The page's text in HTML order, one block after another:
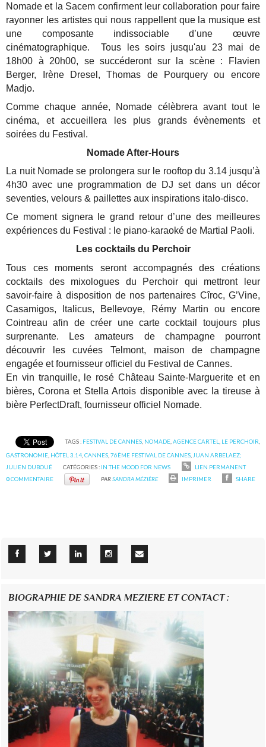
Nomade et la Sacem confirment leur collaboration pour faire
rayonner les artistes qui nous rappellent que la musique est
une composante indissociable d’une œuvre
cinématographique. Tous les soirs jusqu'au 23 mai de
18h00 à 20h00, se succéderont sur la scène : Flavien
Berger, Irène Dresel, Thomas de Pourquery ou encore
Madjo.
Comme chaque année, Nomade célèbrera avant tout le
cinéma, et accueillera les plus grands évènements et
soirées du Festival.
Nomade After-Hours
La nuit Nomade se prolongera sur le rooftop du 3.14 jusqu’à
4h30 avec une programmation de DJ set dans un décor
seventies, velours & paillettes aux inspirations italo-disco.
Ce moment signera le grand retour d’une des meilleures
expériences du Festival : le piano-karaoké de Martial Paoli.
Les cocktails du Perchoir
Tous ces moments seront accompagnés des créations
cocktails des mixologues du Perchoir qui mettront leur
savoir-faire à disposition de nos partenaires Cîroc, G’Vine,
Casamigos, Italicus, Bellevoye, Rémy Martin ou encore
Cointreau afin de créer une carte cocktail toujours plus
surprenante. Les amateurs de champagne pourront
découvrir les cuvées Telmont, maison de champagne
engagée et fournisseur officiel du Festival de Cannes.
En vin tranquille, le rosé Château Sainte-Marguerite et en
bières, Corona et Stella Artois disponible avec la tireuse à
bière PerfectDraft, fournisseur officiel Nomade.
TAGS : FESTIVAL DE CANNES, NOMADE, AGENCE CARTEL LE PERCHOIR
GASTRONOMIE HÔTEL 3.14 ,CANNES ,76ÈME FESTIVAL DE CANNES JUAN ARBELAEZ;
JULIEN DUBOUÉ
CATÉGORIES : IN THE MOOD FOR NEWS
LIEN PERMANENT
0COMMENTAIRE PARSANDRA MÉZIÈRE IMPRIMER SHARE
BIOGRAPHIE DE SANDRA MEZIERE ET CONTACT :